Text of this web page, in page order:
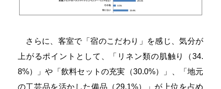
さらに、客室で「宿のこだわり」を感じ、気分が
上がるポイントとして、「リネン類の肌触り（34.
8%）」や「飲料セットの充実（30.0%）」、「地元
の工芸品を活かした備品（29.1%）」が上位を占め